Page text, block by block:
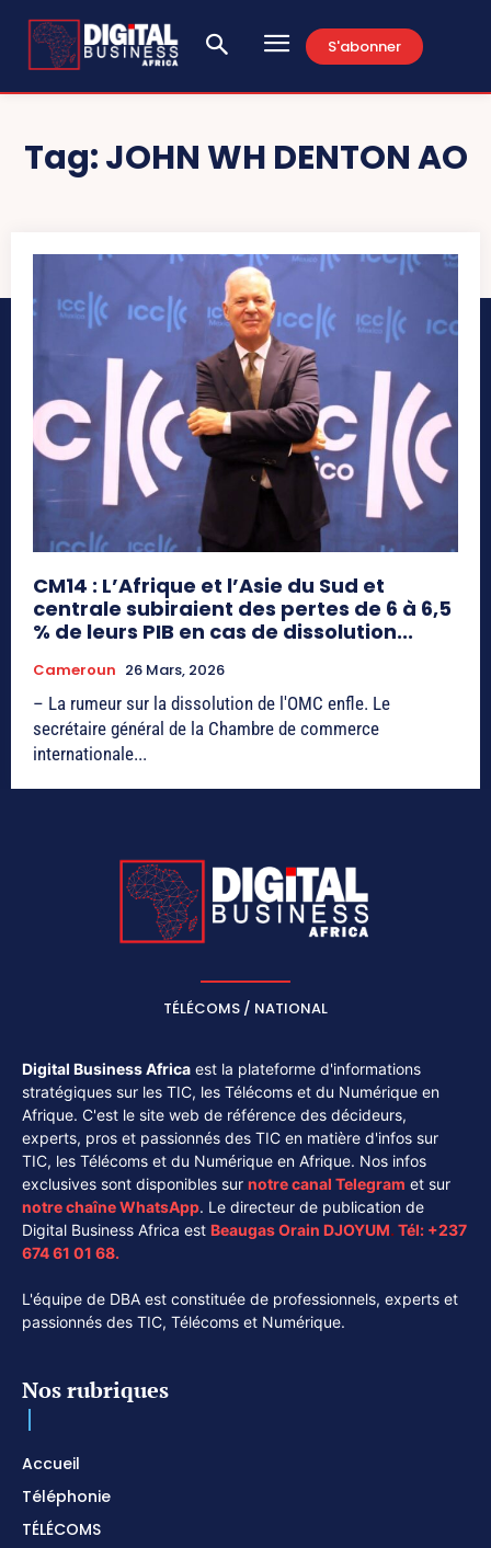
S'abonner
Tag:JOHN WH DENTON AO
CM14 : L’Afrique et l’Asie du Sud et
centrale subiraient des pertes de 6 à 6,5
% de leurs PIB en cas de dissolution...
Cameroun 26 Mars, 2026
– La rumeur sur la dissolution de l'OMC enfle. Le
secrétaire général de la Chambre de commerce
internationale...
TÉLÉCOMS / NATIONAL
Digital Business Africa est la plateforme d'informations
stratégiques sur les TIC, les Télécoms et du Numérique en
Afrique. C'est le site web de référence des décideurs,
experts, pros et passionnés des TIC en matière d'infos sur
TIC, les Télécoms et du Numérique en Afrique. Nos infos
exclusives sont disponibles sur notre canal Telegram et sur
notre chaîneWhatsApp. Le directeur de publication de
Digital Business Africa est Beaugas Orain DJOYUM. Tél: +237
674 61 01 68.
L'équipe de DBA est constituée de professionnels, experts et
passionnés des TIC, Télécoms et Numérique.
Nos rubriques
Accueil
Téléphonie
TÉLÉCOMS